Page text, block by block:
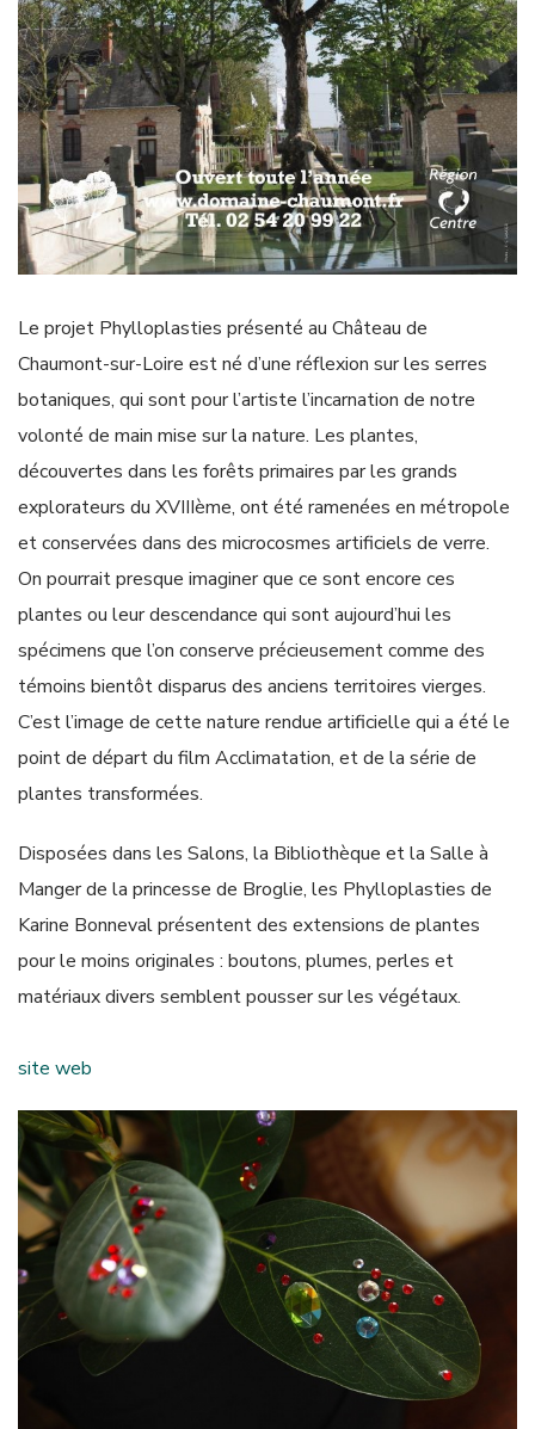
Le projet Phylloplasties présenté au Château de
Chaumont-sur-Loire est né d’une réflexion sur les serres
botaniques, qui sont pour l’artiste l’incarnation de notre
volonté de main mise sur la nature. Les plantes,
découvertes dans les forêts primaires par les grands
explorateurs du XVIIIème, ont été ramenées en métropole
et conservées dans des microcosmes artificiels de verre.
On pourrait presque imaginer que ce sont encore ces
plantes ou leur descendance qui sont aujourd’hui les
spécimens que l’on conserve précieusement comme des
témoins bientôt disparus des anciens territoires vierges.
C’est l’image de cette nature rendue artificielle qui a été le
point de départ du film Acclimatation, et de la série de
plantes transformées.
Disposées dans les Salons, la Bibliothèque et la Salle à
Manger de la princesse de Broglie, les Phylloplasties de
Karine Bonneval présentent des extensions de plantes
pour le moins originales : boutons, plumes, perles et
matériaux divers semblent pousser sur les végétaux.
site web